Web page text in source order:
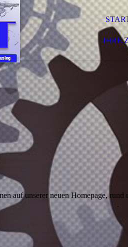
IHRE
auf unserer neuen Homepage,
.